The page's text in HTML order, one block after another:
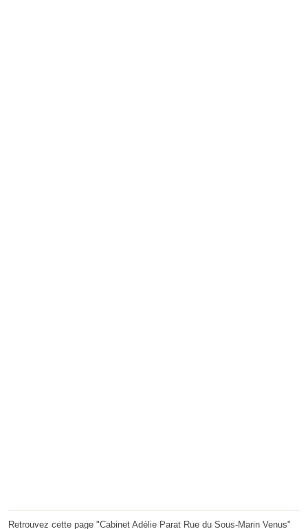
Retrouvez cette page "Cabinet Adélie Parat Rue du Sous-Marin Venus"